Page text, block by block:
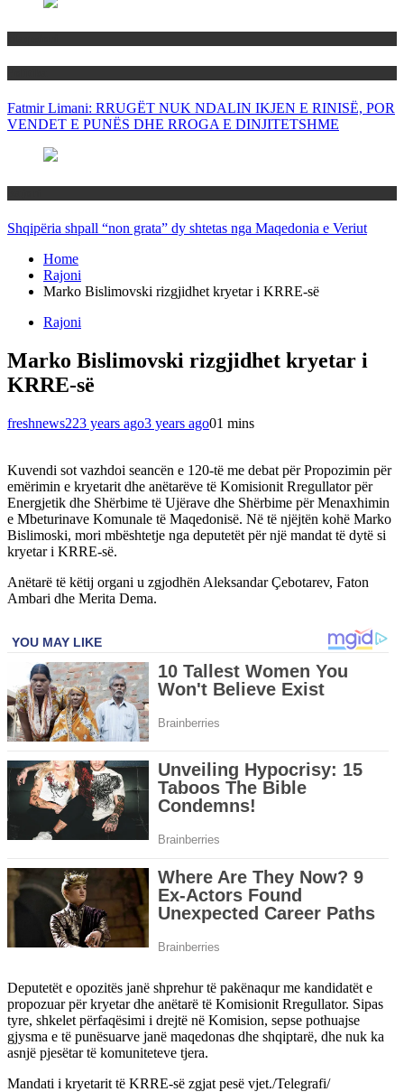
Fatmir Limani: RRUGËT NUK NDALIN IKJEN E RINISË, POR
VENDET E PUNËS DHE RROGA E DINJITETSHME
Shqipëria shpall “non grata” dy shtetas nga Maqedonia e Veriut
Home
Rajoni
Marko Bislimovski rizgjidhet kryetar i KRRE-së
Rajoni
Marko Bislimovski rizgjidhet kryetar i
KRRE-së
freshnews223 years ago3 years ago01 mins
Kuvendi sot vazhdoi seancën e 120-të me debat për Propozimin për
emërimin e kryetarit dhe anëtarëve të Komisionit Rregullator për
Energjetik dhe Shërbime të Ujërave dhe Shërbime për Menaxhimin
e Mbeturinave Komunale të Maqedonisë. Në të njëjtën kohë Marko
Bislimoski, mori mbështetje nga deputetët për një mandat të dytë si
kryetar i KRRE-së.
Anëtarë të këtij organi u zgjodhën Aleksandar Çebotarev, Faton
Ambari dhe Merita Dema.
Deputetët e opozitës janë shprehur të pakënaqur me kandidatët e
propozuar për kryetar dhe anëtarë të Komisionit Rregullator. Sipas
tyre, shkelet përfaqësimi i drejtë në Komision, sepse pothuajse
gjysma e të punësuarve janë maqedonas dhe shqiptarë, dhe nuk ka
asnjë pjesëtar të komuniteteve tjera.
Mandati i kryetarit të KRRE-së zgjat pesë vjet./Telegrafi/